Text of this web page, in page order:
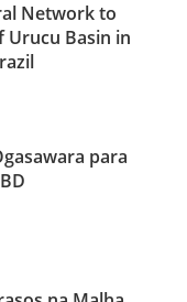
Network to
Urucu Basin in
para